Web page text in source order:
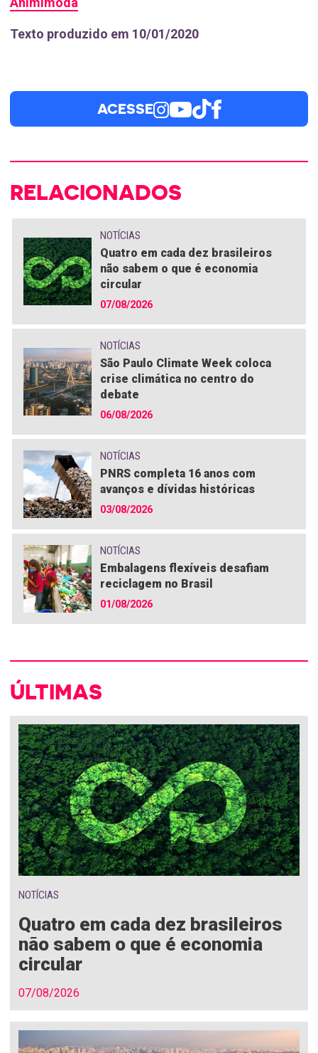
Texto produzido em 10/01/2020
ACESSE
RELACIONADOS
NOTÍCIAS
Quatro em cada dez brasileiros
não sabem o que é economia
circular
07/08/2026
NOTÍCIAS
São Paulo Climate Week coloca
crise climática no centro do
debate
06/08/2026
NOTÍCIAS
PNRS completa 16 anos com
avanços e dívidas históricas
03/08/2026
NOTÍCIAS
Embalagens flexíveis desafiam
reciclagem no Brasil
01/08/2026
ÚLTIMAS
NOTÍCIAS
Quatro em cada dez brasileiros
não sabem o que é economia
circular
07/08/2026